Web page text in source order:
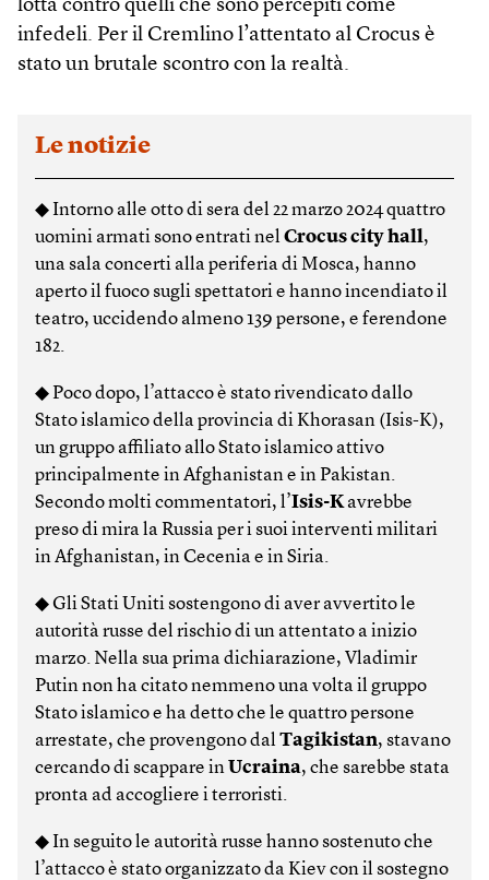
lotta contro quelli che sono percepiti come
infedeli. Per il Cremlino l’attentato al Crocus è
stato un brutale scontro con la realtà.
Le notizie
◆ Intorno alle otto di sera del 22 marzo 2024 quattro
uomini armati sono entrati nelCrocus city hall,
una sala concerti alla periferia di Mosca, hanno
aperto il fuoco sugli spettatori e hanno incendiato il
teatro, uccidendo almeno 139 persone, e ferendone
182.
◆ Poco dopo, l’attacco è stato rivendicato dallo
Stato islamico della provincia di Khorasan (Isis-K),
un gruppo affiliato allo Stato islamico attivo
principalmente in Afghanistan e in Pakistan.
Secondo molti commentatori, l’Isis-Kavrebbe
preso di mira la Russia per i suoi interventi militari
in Afghanistan, in Cecenia e in Siria.
◆ Gli Stati Uniti sostengono di aver avvertito le
autorità russe del rischio di un attentato a inizio
marzo. Nella sua prima dichiarazione, Vladimir
Putin non ha citato nemmeno una volta il gruppo
Stato islamico e ha detto che le quattro persone
arrestate, che provengono dalTagikistan, stavano
cercando di scappare in Ucraina, che sarebbe stata
pronta ad accogliere i terroristi.
◆ In seguito le autorità russe hanno sostenuto che
l’attacco è stato organizzato da Kiev con il sostegno